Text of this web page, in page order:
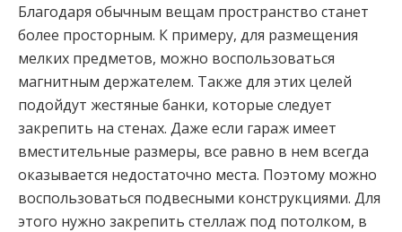
Благодаря обычным вещам пространство станет
более просторным. К примеру, для размещения
мелких предметов, можно воспользоваться
магнитным держателем. Также для этих целей
подойдут жестяные банки, которые следует
закрепить на стенах. Даже если гараж имеет
вместительные размеры, все равно в нем всегда
оказывается недостаточно места. Поэтому можно
воспользоваться подвесными конструкциями. Для
этого нужно закрепить стеллаж под потолком, в